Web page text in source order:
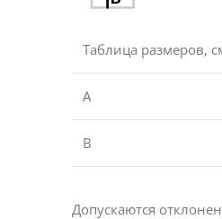
Таблица размеров,
A
B
Допускаются